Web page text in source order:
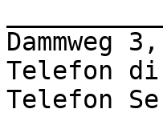
Dammweg
Telefon